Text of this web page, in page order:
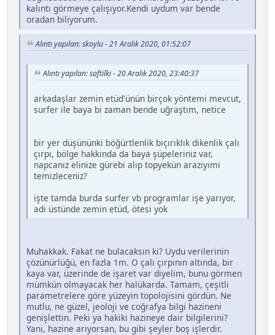
kalıntı görmeye çalışıyor.Kendi uydum var bende
oradan biliyorum.
Alıntı yapılan: skoylu - 21 Aralık 2020, 01:52:07
Alıntı yapılan: saftilki - 20 Aralık 2020, 23:40:37
arkadaşlar zemin etüd'ünün birçok yöntemi mevcut,
surfer ile baya bi zaman bende uğraştım, netice
bir yer düşününki böğürtlenlik bıçırıklık dikenlik çalı
çırpı, bölge hakkında da baya şüpeleriniz var,
napcanız elinize gürebi alıp topyekün araziyimi
temizleceniz?
işte tamda burda surfer vb programlar işe yarıyor,
adı üstünde zemin etüd, ötesi yok
Muhakkak. Fakat ne bulacaksın ki? Uydu verilerinin
çözünürlüğü, en fazla 1m. O çalı çırpının altında, bir
kaya var, üzerinde de işaret var diyelim, bunu görmen
mümkün olmayacak her halükarda. Tamam, çeşitli
parametrelere göre yüzeyin topolojisini gördün. Ne
mutlu, ne güzel, jeoloji ve coğrafya bilgi hazineni
genişlettin. Peki ya hakiki hazineye dair bilgilerini?
Yani, hazine arıyorsan, bu gibi şeyler boş işlerdir.